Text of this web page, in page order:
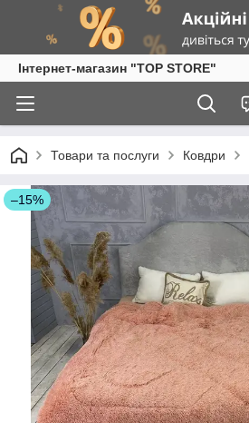
Інтернет-магазин "TOP STORE"
Товари та послуги Ковдри
–15%